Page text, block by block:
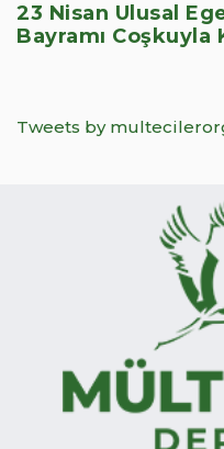
23 Nisan Ulusal
Bayramı Coşkuyla
Tweets by